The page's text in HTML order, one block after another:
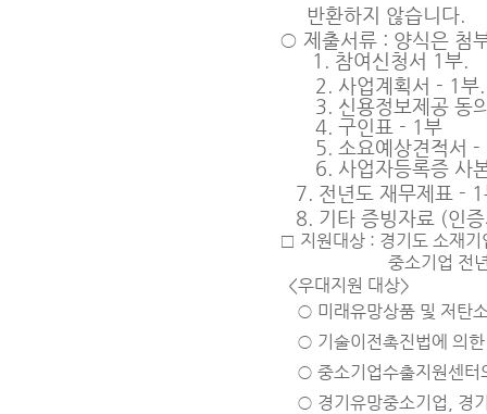
반환하지 않습니다.
○ 제출서류 : 양식은 첨
1. 참여신청서 1부.
2. 사업계획서 - 1부.
3. 신용정보제공 동
4. 구인표 - 1부
5. 소요예상견적서 -
6. 사업자등록증 사
7 . 전년도 재무제표 -
8 . 기타 증빙자료 (인
□ 지원대상 : 경기도소재기
중소기업 전
<우대지원 대상>
○ 미래유망상품 및 저탄
○ 기술이전촉진법에 의
○ 중소기업수출지원센
○ 경기유망중소기업, 경